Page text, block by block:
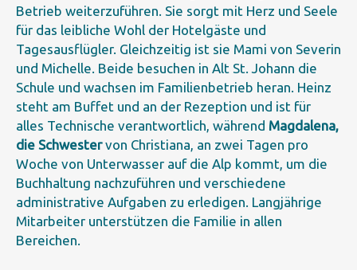
Betrieb weiterzuführen. Sie sorgt mit Herz und Seele
für das leibliche Wohl der Hotelgäste und
Tagesausflügler. Gleichzeitig ist sie Mami von Severin
und Michelle. Beide besuchen in Alt St. Johann die
Schule und wachsen im Familienbetrieb heran. Heinz
steht am Buffet und an der Rezeption und ist für
alles Technische verantwortlich, während Magdalena,
die Schwestervon Christiana, an zwei Tagen pro
Woche von Unterwasser auf die Alp kommt, um die
Buchhaltung nachzuführen und verschiedene
administrative Aufgaben zu erledigen. Langjährige
Mitarbeiter unterstützen die Familie in allen
Bereichen.